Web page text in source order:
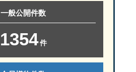
一般公開件数
1354 件